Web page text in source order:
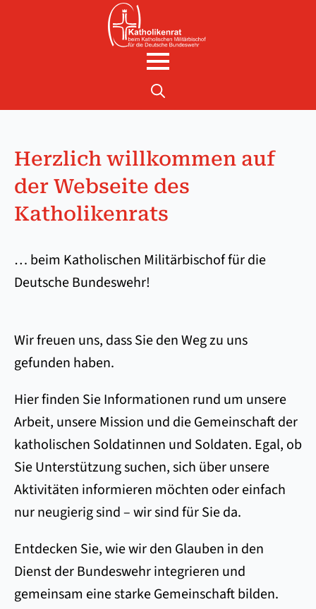
Herzlich willkommen auf
der Webseite des
Katholikenrats
… beim Katholischen Militärbischof für die
Deutsche Bundeswehr!
Wir freuen uns, dass Sie den Weg zu uns
gefunden haben.
Hier finden Sie Informationen rund um unsere
Arbeit, unsere Mission und die Gemeinschaft der
katholischen Soldatinnen und Soldaten. Egal, ob
Sie Unterstützung suchen, sich über unsere
Aktivitäten informieren möchten oder einfach
nur neugierig sind – wir sind für Sie da.
Entdecken Sie, wie wir den Glauben in den
Dienst der Bundeswehr integrieren und
gemeinsam eine starke Gemeinschaft bilden.